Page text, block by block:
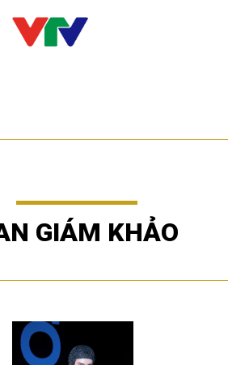
GIÁM KHẢO